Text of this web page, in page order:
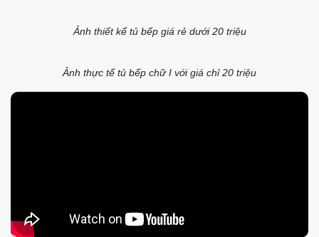
Mẫu tủ bếp Melamine với giá rẻ nhất